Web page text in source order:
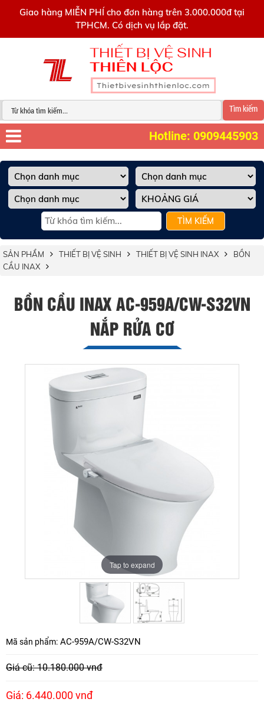
Giao hàng MIỄN PHÍ cho đơn hàng trên 3.000.000đ tại
TPHCM. Có dịch vụ lắp đặt.
Tìm kiếm
Hotline: 0909445903
TÌM KIẾM
SẢN PHẨM THIẾT BỊ VỆ SINH THIẾT BỊ VỆ SINH INAX
BỒN
CẦU INAX
BỒN CẦU INAX AC-959A/CW-S32VN
NẮP RỬA CƠ
Tap to expand
Tap to expand
Mã sản phẩm: AC-959A/CW-S32VN
Giá cũ: 10.180.000 vnđ
Giá: 6.440.000 vnđ
0909445903